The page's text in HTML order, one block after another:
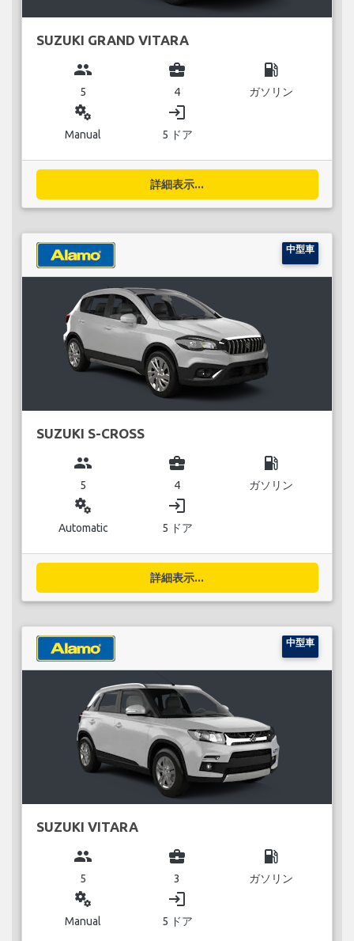
SUZUKI GRAND VITARA
group
5
business_center
4
local_gas_station
ガソリン
miscellaneous_services
Manual
login
5 ドア
詳細表示...
中型車
SUZUKI S-CROSS
group
5
business_center
4
local_gas_station
ガソリン
miscellaneous_services
Automatic
login
5 ドア
詳細表示...
中型車
SUZUKI VITARA
group
5
business_center
3
local_gas_station
ガソリン
miscellaneous_services
Manual
login
5 ドア